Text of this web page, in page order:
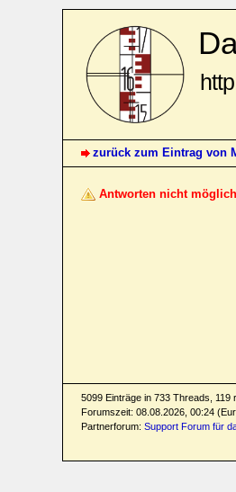
zurück zum Eintrag von
Antworten nicht
5099 Einträge in 733 Threads,
Forumszeit: 08.08.2026, 00:24
Partnerforum: Support Forum für